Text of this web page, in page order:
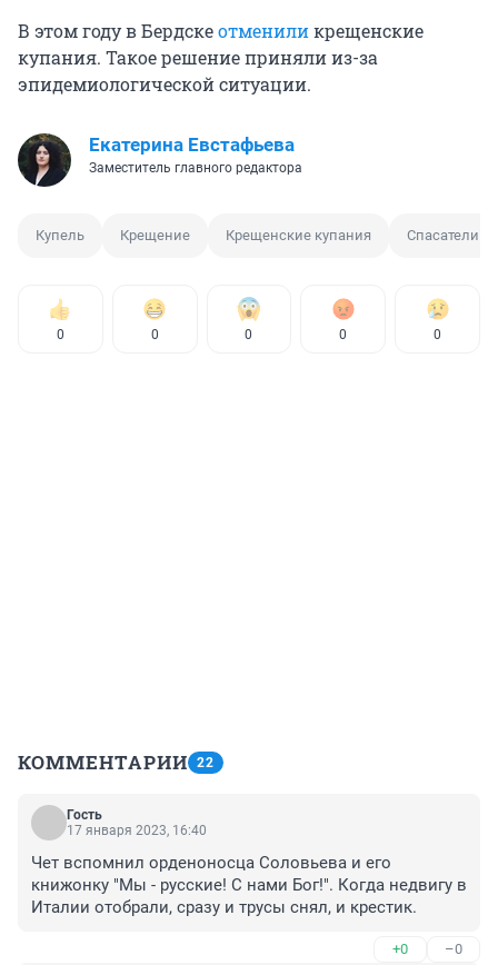
В этом году в Бердскеотмениликрещенские
купания. Такое решение приняли из-за
эпидемиологической ситуации.
Екатерина Евстафьева
Заместитель главного редактора
Купель Крещение Крещенские купания Спасатели
0 0 0 0 0
КОММЕНТАРИИ 22
Гость
17 января 2023, 16:40
Чет вспомнил орденоносца Соловьева и его
книжонку "Мы - русские! С нами Бог!". Когда недвигу в
Италии отобрали, сразу и трусы снял, и крестик.
+0 –0